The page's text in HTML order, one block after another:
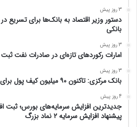
3 روز پیش
دستور وزیر اقتصاد به بانک‌ها برای تسریع
بانکی
3 روز پیش
امارات رکورد‌های تازه‌ای در صادرات نفت
3 روز پیش
بانک مرکزی: تاکنون ۹۰ میلیون کیف پول برای ایرانیان ساخته شده است
4 روز پیش
پیشنهاد افزایش سرمایه ۲ نماد بزرگ